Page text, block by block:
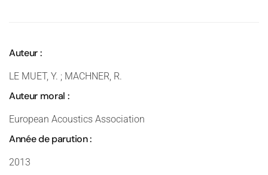
Auteur :
LE MUET, Y. ; MACHNER, R.
Auteur moral :
European Acoustics Association
Année de parution :
2013